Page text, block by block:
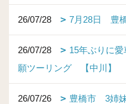
26/07/28 7月28日 豊
26/07/28
15年ぶりに
願ツーリング 【中川】
26/07/26
豊橋市 3姉